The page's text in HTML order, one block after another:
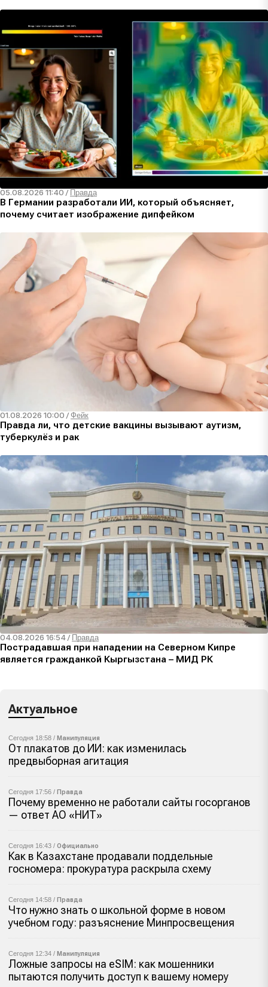
05.08.2026 11:40 / Правда
В Германии разработали ИИ, который объясняет,
почему считает изображение дипфейком
01.08.2026 10:00 /Фейк
Правда ли, что детские вакцины вызывают аутизм,
туберкулёз и рак
04.08.2026 16:54 / Правда
Пострадавшая при нападении на Северном Кипре
является гражданкой Кыргызстана – МИД РК
Актуальное
Сегодня 18:58 / Манипуляция
От плакатов до ИИ: как изменилась
предвыборная агитация
Сегодня 17:56 / Правда
Почему временно не работали сайты госорганов
— ответ АО «НИТ»
Сегодня 16:43 / Официально
Как в Казахстане продавали поддельные
госномера: прокуратура раскрыла схему
Сегодня 14:58 / Правда
Что нужно знать о школьной форме в новом
учебном году: разъяснение Минпросвещения
Сегодня 12:34 / Манипуляция
Ложные запросы на eSIM: как мошенники
пытаются получить доступ к вашему номеру